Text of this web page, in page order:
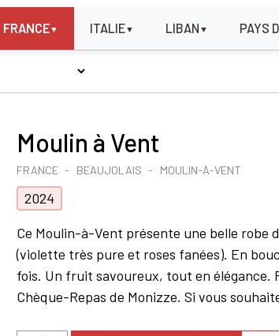
FRANCE▼ ITALIE▼ LIBAN ▼ PAYS
Moulin à Vent
FRANCE BEAUJOLAIS MOULIN-À-VENT
2024
Ce Moulin-à-Vent présente une belle robe
(violette très pure et roses fanées). En
fois. Un fruit savoureux, tout en élégance.
Chèque-Repas de Monizze. Si vous